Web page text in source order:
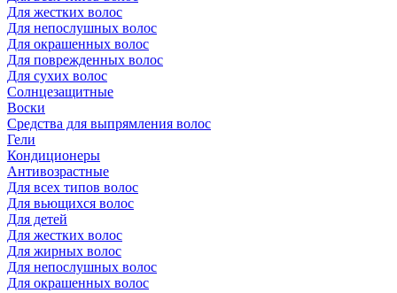
Для жестких волос
Для непослушных волос
Для окрашенных волос
Для поврежденных волос
Для сухих волос
Солнцезащитные
Воски
Средства для выпрямления волос
Гели
Кондиционеры
Антивозрастные
Для всех типов волос
Для вьющихся волос
Для детей
Для жестких волос
Для жирных волос
Для непослушных волос
Для окрашенных волос